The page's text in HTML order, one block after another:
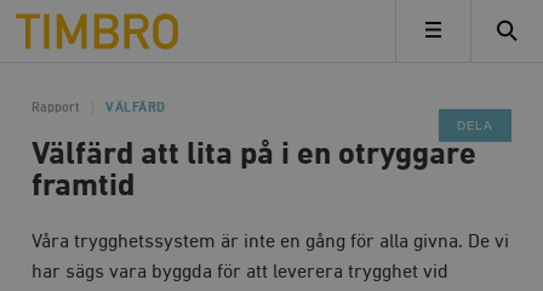
Timbro
MENY
Rapport VÄLFÄRD
Välfärd att lita på i en otryggare
framtid
Våra trygghetssystem är inte en gång för alla givna. De vi
har sägs vara byggda för att leverera trygghet vid
DELA